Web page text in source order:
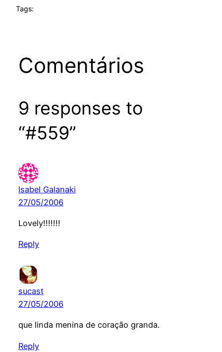
Tags:
Comentários
9 responses to
“#559”
Isabel Galanaki
27/05/2006
Lovely!!!!!!!
Reply
sucast
27/05/2006
que linda menina de coração granda.
Reply